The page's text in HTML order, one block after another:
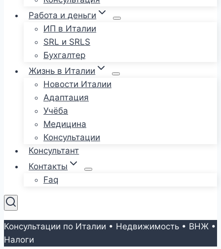
Работа и деньги
ИП в Италии
SRL и SRLS
Бухгалтер
Жизнь в Италии
Новости Италии
Адаптация
Учёба
Медицина
Консультации
Консультант
Контакты
Faq
Консультации по Италии • Недвижимость • ВНЖ •
Налоги